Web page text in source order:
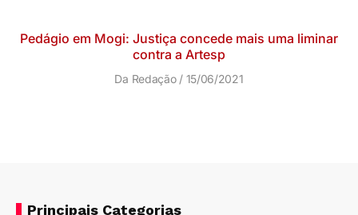
Pedágio em Mogi: Justiça concede mais uma liminar
contra a Artesp
Da Redação 15/06/2021
Principais Categorias